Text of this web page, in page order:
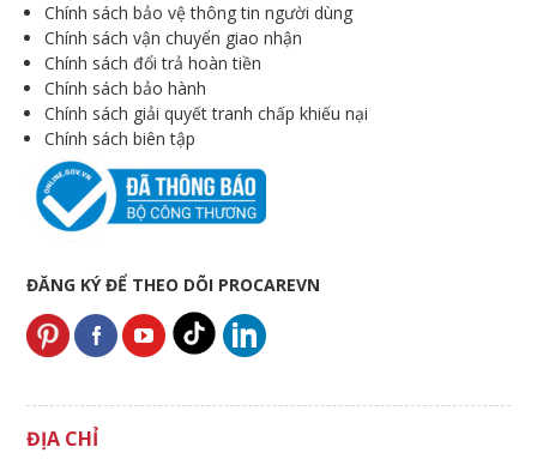
Chính sách bảo vệ thông tin người dùng
Chính sách vận chuyển giao nhận
Chính sách đổi trả hoàn tiền
Chính sách bảo hành
Chính sách giải quyết tranh chấp khiếu nại
Chính sách biên tập
ĐĂNG KÝ ĐỂ THEO DÕI PROCAREVN
ĐỊA CHỈ